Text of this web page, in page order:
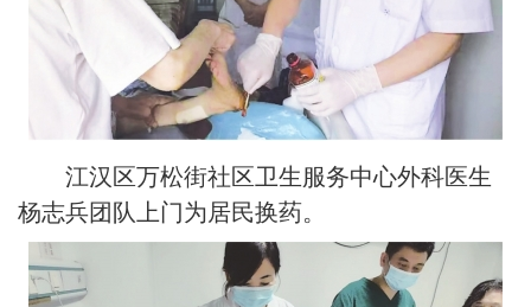
江汉区万松街社区卫生服务中心外科医生
杨志兵团队上门为居民换药。